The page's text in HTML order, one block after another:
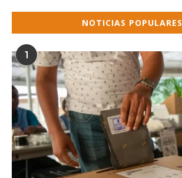
NOTICIAS POPULARES
1